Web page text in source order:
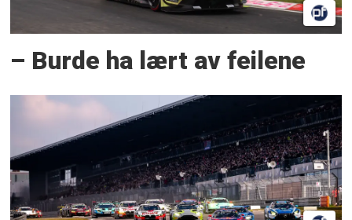
– Burde ha lært av feilene